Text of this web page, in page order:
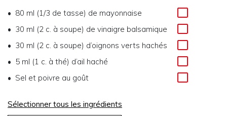
80 ml (1/3 de tasse) de mayonnaise
30 ml (2 c. à soupe) de vinaigre balsamique
30 ml (2 c. à soupe) d’oignons verts hachés
5 ml (1 c. à thé) d’ail haché
Sel et poivre au goût
Sélectionner tous les ingrédients